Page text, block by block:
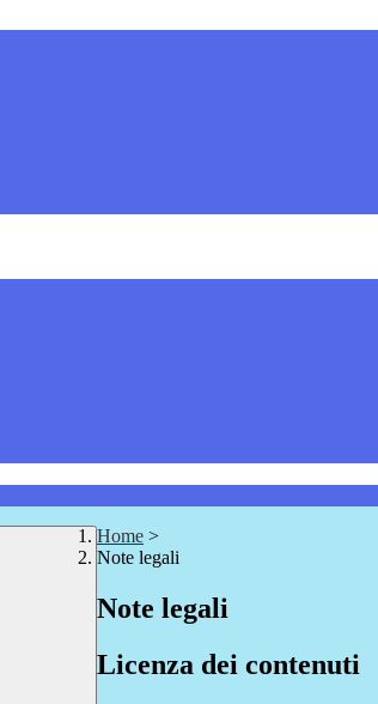
Home >
Note legali
Note legali
Licenza dei contenuti